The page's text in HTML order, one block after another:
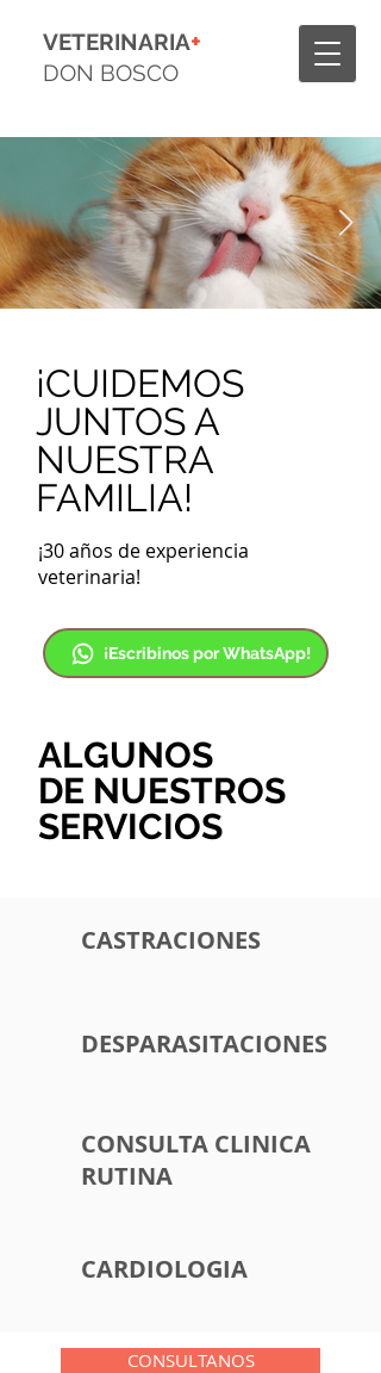
VETERINARIA+
DON BOSCO
¡CUIDEMOS
JUNTOS A
NUESTRA
FAMILIA!
¡30 años de experiencia
veterinaria!
¡Escribinos por WhatsApp!
ALGUNOS
DE NUESTROS
SERVICIOS
CASTRACIONES
DESPARASITACIONES
CONSULTA CLINICA
RUTINA
CARDIOLOGIA
CONSULTANOS